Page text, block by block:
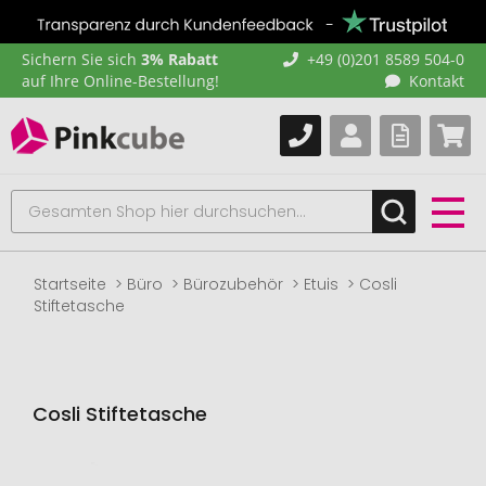
Sichern Sie sich 3% Rabatt
auf Ihre Online-Bestellung!
+49 (0)201 8589 504-0
Kontakt
Startseite Büro Bürozubehör Etuis
Cosli
Stiftetasche
Cosli Stiftetasche